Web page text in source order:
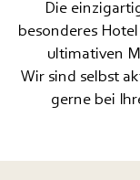
Die
besonderes
ultimativen
Wir sind selbst
gerne bei